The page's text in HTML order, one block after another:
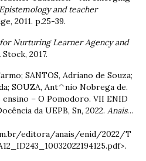
and teacher
2011. p.25-39.
Nurturing Learner Agency and
2017.
SANTOS, Adriano de Souza;
SOUZA, Ant^nio Nobrega de.
– O Pomodoro. VII ENID
da UEPB, Sn, 2022. Anais…
editora/anais/enid/2022/T